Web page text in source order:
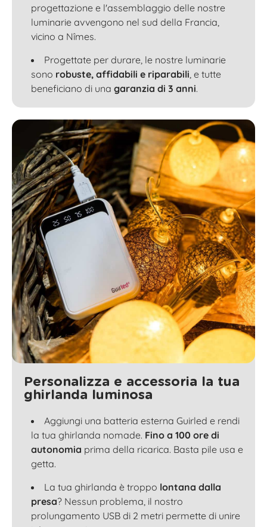
progettazione e l'assemblaggio delle nostre
luminarie avvengono nel sud della Francia,
vicino a Nîmes.
Progettate per durare, le nostre luminarie
sono robuste, affidabili e riparabili, e tutte
beneficiano di una garanzia di 3 anni.
Personalizza e accessoria la tua
ghirlanda luminosa
Aggiungi una batteria esterna Guirled e rendi
la tua ghirlanda nomade. Fino a 100 ore di
autonomia prima della ricarica. Basta pile usa e
getta.
La tua ghirlanda è troppo lontana dalla
presa? Nessun problema, il nostro
prolungamento USB di 2 metri permette di unire